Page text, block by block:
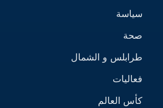
سياسة
صحة
طرابلس و الشمال
فعاليات
كأس العالم